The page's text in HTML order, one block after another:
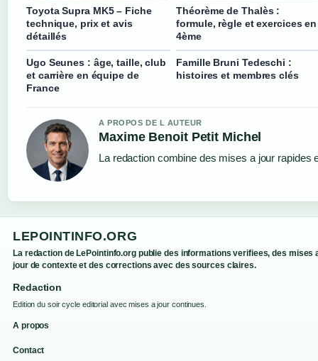
Toyota Supra MK5 – Fiche
technique, prix et avis
détaillés
Théorème de Thalès :
formule, règle et exercices en
4ème
Ugo Seunes : âge, taille, club
et carrière en équipe de
France
Famille Bruni Tedeschi :
histoires et membres clés
A PROPOS DE L AUTEUR
Maxime Benoit Petit Michel
La redaction combine des mises a jour rapides
LEPOINTINFO.ORG
La redaction de LePointinfo.org publie des informations verifiees, des mises
jour de contexte et des corrections avec des sources claires.
Redaction
Edition du soir cycle editorial avec mises a jour continues.
A propos
Contact